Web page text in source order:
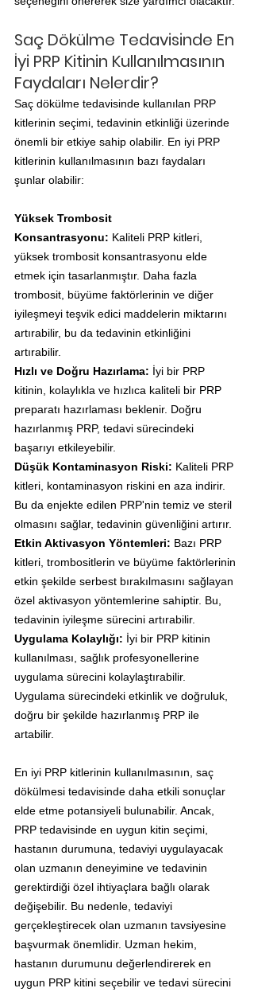
Saç Dökülme Tedavisinde En
İyi PRP Kitinin Kullanılmasının
Faydaları Nelerdir?
Saç dökülme tedavisinde kullanılan PRP
kitlerinin seçimi, tedavinin etkinliği üzerinde
önemli bir etkiye sahip olabilir. En iyi PRP
kitlerinin kullanılmasının bazı faydaları
şunlar olabilir:
Yüksek Trombosit
Konsantrasyonu: Kaliteli PRP kitleri,
yüksek trombosit konsantrasyonu elde
etmek için tasarlanmıştır. Daha fazla
trombosit, büyüme faktörlerinin ve diğer
iyileşmeyi teşvik edici maddelerin miktarını
artırabilir, bu da tedavinin etkinliğini
artırabilir.
Hızlı ve Doğru Hazırlama: İyi bir PRP
kitinin, kolaylıkla ve hızlıca kaliteli bir PRP
preparatı hazırlaması beklenir. Doğru
hazırlanmış PRP, tedavi sürecindeki
başarıyı etkileyebilir.
Düşük Kontaminasyon Riski: Kaliteli PRP
kitleri, kontaminasyon riskini en aza indirir.
Bu da enjekte edilen PRP'nin temiz ve steril
olmasını sağlar, tedavinin güvenliğini artırır.
Etkin Aktivasyon Yöntemleri: Bazı PRP
kitleri, trombositlerin ve büyüme faktörlerinin
etkin şekilde serbest bırakılmasını sağlayan
özel aktivasyon yöntemlerine sahiptir. Bu,
tedavinin iyileşme sürecini artırabilir.
Uygulama Kolaylığı: İyi bir PRP kitinin
kullanılması, sağlık profesyonellerine
uygulama sürecini kolaylaştırabilir.
Uygulama sürecindeki etkinlik ve doğruluk,
doğru bir şekilde hazırlanmış PRP ile
artabilir.
En iyi PRP kitlerinin kullanılmasının, saç
dökülmesi tedavisinde daha etkili sonuçlar
elde etme potansiyeli bulunabilir. Ancak,
PRP tedavisinde en uygun kitin seçimi,
hastanın durumuna, tedaviyi uygulayacak
olan uzmanın deneyimine ve tedavinin
gerektirdiği özel ihtiyaçlara bağlı olarak
değişebilir. Bu nedenle, tedaviyi
gerçekleştirecek olan uzmanın tavsiyesine
başvurmak önemlidir. Uzman hekim,
hastanın durumunu değerlendirerek en
uygun PRP kitini seçebilir ve tedavi sürecini